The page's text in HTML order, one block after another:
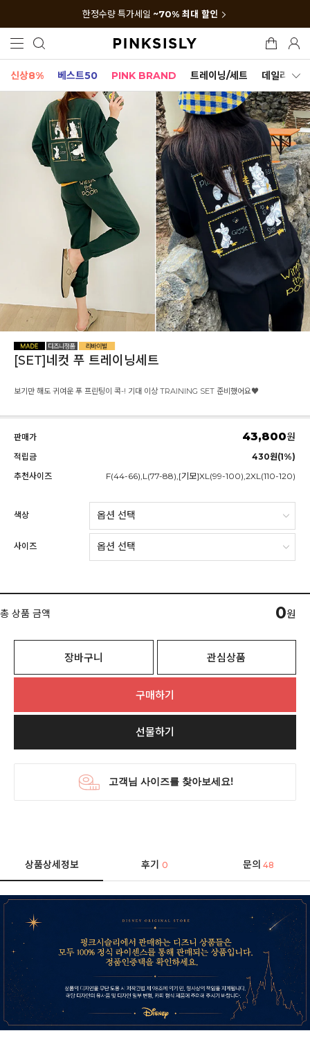
한정수량 특가세일 ~70% 최대 할인
신상8% 베스트50 PINK BRAND 트레이닝/세트 데일리세트
[SET]네컷 푸 트레이닝세트
보기만 해도 귀여운 푸 프린팅이 콕-! 기대 이상 TRAINING SET 준비했어요♥
판매가 43,800원
적립금
430원(1%)
추천사이즈
F(44-66),L(77-88),[기모]XL(99-100),2XL(110-120)
색상
사이즈
총 상품 금액 0원
장바구니 관심상품
구매하기
선물하기
상품상세정보 후기0 문의 48